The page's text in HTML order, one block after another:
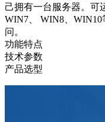
己拥有一台服务器。可
WIN7、 WIN8、
问。
功能特点
技术参数
产品选型